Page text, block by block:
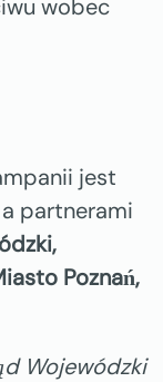
wobec
jest
partnerami
Poznań,
Wojewódzki